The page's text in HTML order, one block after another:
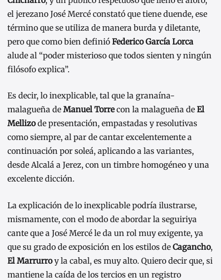
el jerezano José Mercé constató que tiene duende, ese
término que se utiliza de manera burda y diletante,
pero que como bien definió Federico García Lorca
alude al “poder misterioso que todos sienten y ningún
filósofo explica”.
Es decir, lo inexplicable, tal que la granaína-
malagueña de Manuel Torrecon la malagueña de El
Mellizode presentación, empastadas y resolutivas
como siempre, al par de cantar excelentemente a
continuación por soleá, aplicando a las variantes,
desde Alcalá a Jerez, con un timbre homogéneo y una
excelente dicción.
La explicación de lo inexplicable podría ilustrarse,
mismamente, con el modo de abordar la seguiriya
cante que a José Mercé le da un rol muy exigente, ya
que su grado de exposición en los estilos de Cagancho,
El Marrurroy la cabal, es muy alto. Quiero decir que, si
mantiene la caída de los tercios en un registro